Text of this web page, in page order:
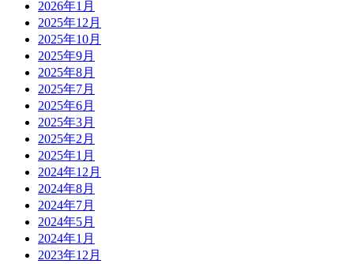
2026年1月
2025年12月
2025年10月
2025年9月
2025年8月
2025年7月
2025年6月
2025年3月
2025年2月
2025年1月
2024年12月
2024年8月
2024年7月
2024年5月
2024年1月
2023年12月